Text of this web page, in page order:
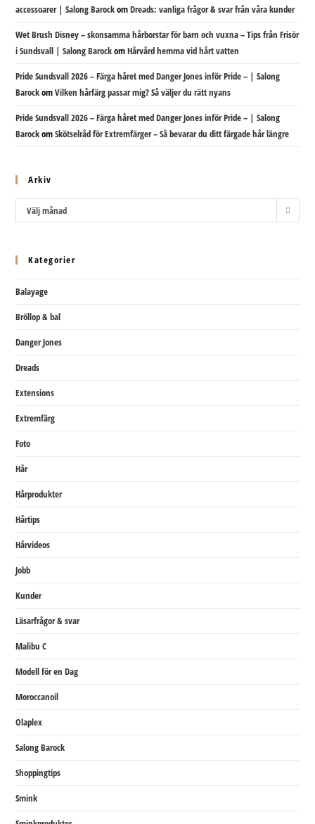
accessoarer | Salong BarockomDreads: vanliga frågor & svar från våra kunder
Wet Brush Disney – skonsamma hårborstar för barn och vuxna – Tips från Frisör
i Sundsvall | Salong BarockomHårvård hemma vid hårt vatten
Pride Sundsvall 2026 – Färga håret med Danger Jones inför Pride – | Salong
BarockomVilken hårfärg passar mig? Så väljer du rätt nyans
Pride Sundsvall 2026 – Färga håret med Danger Jones inför Pride – | Salong
BarockomSkötselråd för Extremfärger – Så bevarar du ditt färgade hår längre
Arkiv
ArkivVälj månad
Kategorier
Balayage
Bröllop & bal
Danger Jones
Dreads
Extensions
Extremfärg
Foto
Hår
Hårprodukter
Hårtips
Hårvideos
Jobb
Kunder
Läsarfrågor & svar
Malibu C
Modell för en Dag
Moroccanoil
Olaplex
Salong Barock
Shoppingtips
Smink